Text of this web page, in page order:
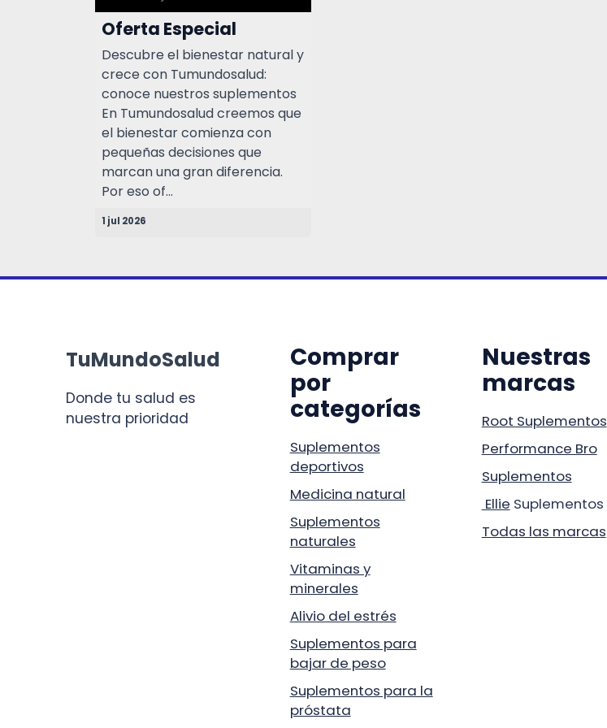
Oferta Especial
Descubre el bienestar natural y
crece con Tumundosalud:
conoce nuestros suplementos
En Tumundosalud creemos que
el bienestar comienza con
pequeñas decisiones que
marcan una gran diferencia.
Por eso of...
1 jul 2026
TuMundoSalud
Donde tu salud es
nuestra prioridad
Comprar
por
categorías
Suplementos
deportivos
Medicina natural
Suplementos
naturales
Vitaminas y
minerales
Alivio del estrés
Suplementos para
bajar de peso
Suplementos para la
próstata
Nuestras
marcas
Root Suplementos
Performance Bro
Suplementos
Ellie Suplementos
Todas las marcas